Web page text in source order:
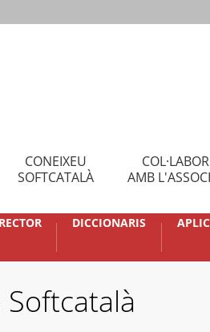
CONEIXEU
SOFTCATALÀ
AMB
DICCIONARIS